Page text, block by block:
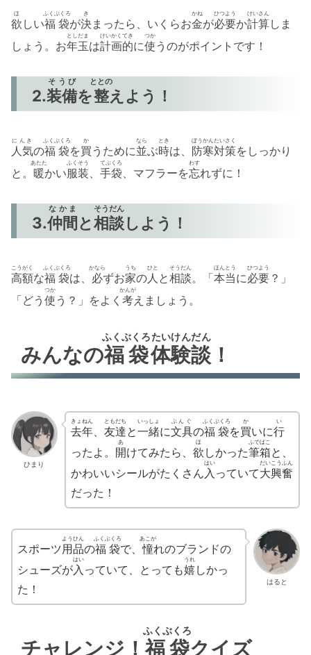
欲
ほ
しい福袋
ふくぶくろ
が決
き
まったら、いくらお金
かね
が必要
ひつよう
か計算
けいさん
しま
しょう。お年玉
としだま
は計画的
けいかくてき
に使
つか
うのがポイントです！
2.装備
そうび
を整
ととの
えよう！
人気
にんき
の福袋
ふくぶくろ
を買
か
うために並
なら
ぶ時
とき
は、 防寒
ぼうかん
対策
たいさく
をしっかり
と。 暖
あたた
かい服装
ふくそう
手袋
てぶくろ
、マフラーを忘
わす
れずに！
3.仲間
なかま
と相談
そうだん
しよう！
高額
こうがく
な福袋
ふくぶくろ
は、 必
かなら
ずお家
うち
の 人
ひと
と相談
そうだん
。「本当
ほんとう
に必要
ひつよう
？」
「どう 使
つか
う？」をよく 考
かんが
えましょう。
みんなの福袋
ふくぶくろ
体験談
たいけんだん
！
ひまり
去年
きょねん
、 友達
ともだち
と一緒
いっしょ
に文具
ぶんぐ
の福袋
ふくぶくろ
を買
か
いに行
い
ったよ。 開
あ
けてみたら、 欲
ほ
しかった筆箱
ふでばこ
と、
かわいいシールがたくさん 入
はい
っていて大
だい
興奮
こうふん
だった！
はると
スポーツ用品
ようひん
の福袋
ふくぶくろ
で、憧
あこが
れのブランドの
シューズが入
はい
っていて、とっても嬉
うれ
しかっ
た！
チャレンジ！福袋
ふくぶくろ
クイズ